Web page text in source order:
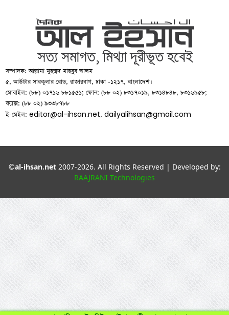
সম্পাদক: আল্লামা মুহম্মদ মাহবুব আলম
৫, আউটার সারকুলার রোড, রাজারবাগ, ঢাকা -১২১৭, বাংলাদেশ।
মোবাইল: (৮৮) ০১৭১৬ ৮৮১৫৫১; ফোন: (৮৮ ০২) ৮৩১৭০১৯, ৮৩১৪৮৪৮, ৮৩১৬৯৫৮;
ফ্যাক্স: (৮৮ ০২) ৯৩৩৮৭৮৮
ই-মেইল:editor@al-ihsan.net,dailyalihsan@gmail.com
©al-ihsan.net2007-2026. All Rights Reserved | Developed by:
RAAJRANI Technologies